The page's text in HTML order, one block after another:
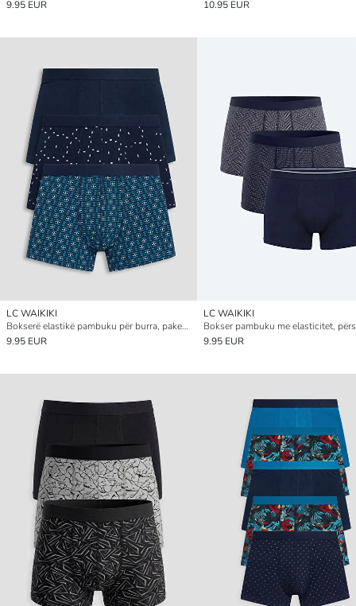
9.95 EUR 10.95 EUR
LC WAIKIKI
Bokserë elastikë pambuku për burra, paketim 3 copë
9.95 EUR
LC WAIKIKI
9.95 EUR